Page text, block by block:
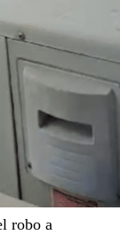
robo a